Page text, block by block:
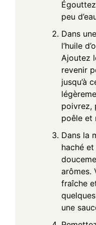
peu
Dans
l’huile
Ajoutez
revenir
jusqu’à
poivrez,
poêle et
Dans la
haché
arômes.
fraîche
une